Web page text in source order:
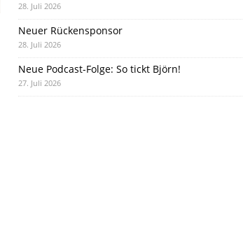
28. Juli 2026
Neuer Rückensponsor
28. Juli 2026
Neue Podcast-Folge: So tickt Björn!
27. Juli 2026